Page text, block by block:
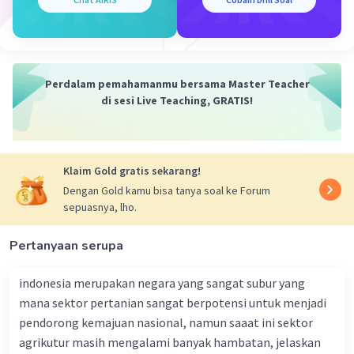
analisis data spasial "scoring" dalam SIG juga
bisnis. Misalnya, dalam industri ritel, data spasial
seperti lokasi toko, demografi konsumen, dan
membuka toko baru. Skor ini dapat membantu
perusahaan dalam mengoptimalkan strategi
ekspansi dan meningkatkan keuntungan.Fitur
manipulasi dan analisis data spasial "scoring"
dalam SIG juga dapat digunakan dalam
perencanaan transportasi. Misalnya, dalam
spasial seperti jaringan jalan, lokasi halte, dan
lain lain.
Beri Rating·0.0(0) Balas
Perdalam pemahamanmu bersama Master Teacher
di sesi Live Teaching, GRATIS!
Klaim Gold gratis sekarang!
Dengan Gold kamu bisa tanya soal ke Forum
sepuasnya, lho.
Pertanyaan serupa
indonesia merupakan negara yang sangat subur yang
mana sektor pertanian sangat berpotensi untuk menjadi
pendorong kemajuan nasional, namun saaat ini sektor
agrikutur masih mengalami banyak hambatan, jelaskan